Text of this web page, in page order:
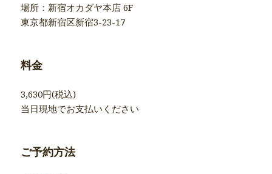
場所：新宿オカダヤ本店 6F
東京都新宿区新宿3-23-17
料金
3,630円(税込)
当日現地でお支払いください
ご予約方法